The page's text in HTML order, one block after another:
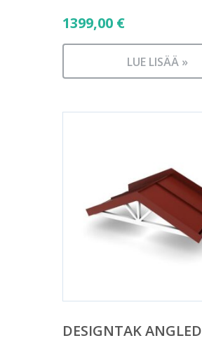
1399,00 €
LUE LISÄÄ »
DESIGNTAK ANGLED